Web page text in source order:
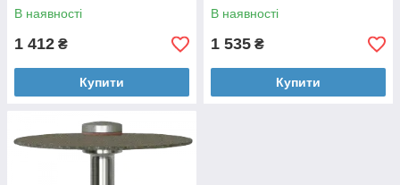
В наявності
1 412 ₴
Купити
В наявності
1 535 ₴
Купити